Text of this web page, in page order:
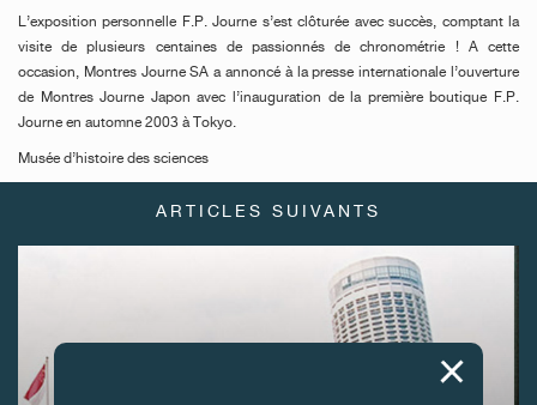
L’exposition personnelle F.P. Journe s’est clôturée avec succès, comptant la
visite de plusieurs centaines de passionnés de chronométrie ! A cette
occasion, Montres Journe SA a annoncé à la presse internationale l’ouverture
de Montres Journe Japon avec l’inauguration de la première boutique F.P.
Journe en automne 2003 à Tokyo.
Musée d’histoire des sciences
ARTICLES SUIVANTS